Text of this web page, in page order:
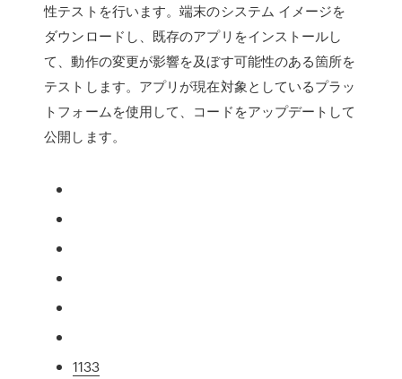
性テストを行います。端末のシステム イメージを
ダウンロードし、既存のアプリをインストールし
て、動作の変更が影響を及ぼす可能性のある箇所を
テストします。アプリが現在対象としているプラッ
トフォームを使用して、コードをアップデートして
公開します。
1133